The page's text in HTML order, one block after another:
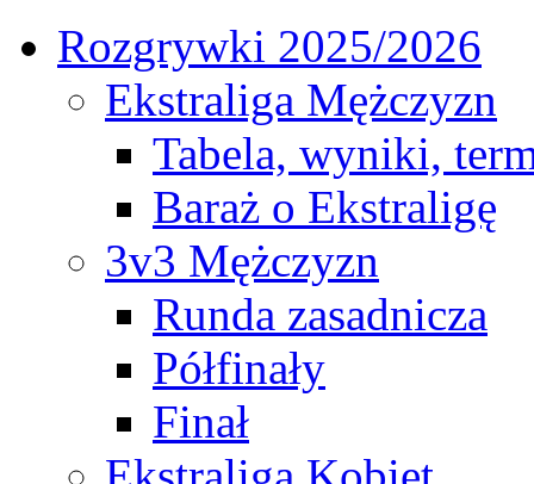
Rozgrywki 2025/2026
Ekstraliga Mężczyzn
Tabela, wyniki,
Baraż o Ekstraligę
3v3 Mężczyzn
Runda zasadnicza
Półfinały
Finał